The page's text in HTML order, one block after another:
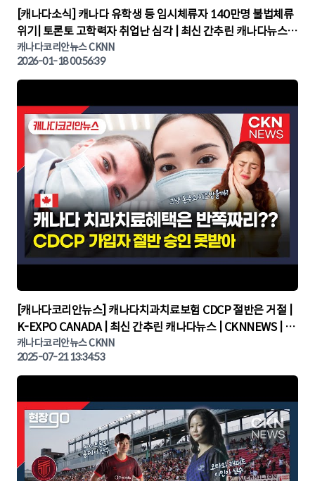
▶
[캐나다소식] 캐나다 유학생 등 임시체류자 140만명 불법체류
위기| 토론토 고학력자 취업난 심각 | 최신 간추린 캐나다뉴스 |
CKNNEWS, 캐나다코리안뉴스
캐나다코리안뉴스 CKNN
2026-01-18 00:56:39
▶
[캐나다코리안뉴스] 캐나다치과치료보험 CDCP 절반은 거절 |
K-EXPO CANADA | 최신 간추린 캐나다뉴스 | CKNNEWS | 캐
나다뉴스 | 토론토뉴스
캐나다코리안뉴스 CKNN
2025-07-21 13:34:53